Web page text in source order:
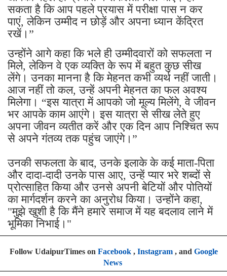
सकता है कि आप पहले प्रयास में परीक्षा पास न कर
पाएं, लेकिन उम्मीद न छोड़ें और अपना ध्यान केंद्रित
रखें।”
उन्होंने आगे कहा कि भले ही उम्मीदवारों को सफलता न
मिले, लेकिन वे एक व्यक्ति के रूप में बहुत कुछ सीख
लेंगे। उनका मानना ​​है कि मेहनत कभी व्यर्थ नहीं जाती।
आज नहीं तो कल, उन्हें अपनी मेहनत का फल अवश्य
मिलेगा। “इस यात्रा में आपको जो मूल्य मिलेंगे, वे जीवन
भर आपके काम आएंगे। इस यात्रा से सीख लेते हुए
अपना जीवन व्यतीत करें और एक दिन आप निश्चित रूप
से अपने गंतव्य तक पहुंच जाएंगे।”
उनकी सफलता के बाद, उनके इलाके के कई माता-पिता
और दादा-दादी उनके पास आए, उन्हें प्यार भरे शब्दों से
प्रोत्साहित किया और उनसे अपनी बेटियों और पोतियों
का मार्गदर्शन करने का अनुरोध किया। उन्होंने कहा,
"मुझे खुशी है कि मैंने हमारे समाज में यह बदलाव लाने में
भूमिका निभाई।"
Follow UdaipurTimes on Facebook, Instagram, and Google
News